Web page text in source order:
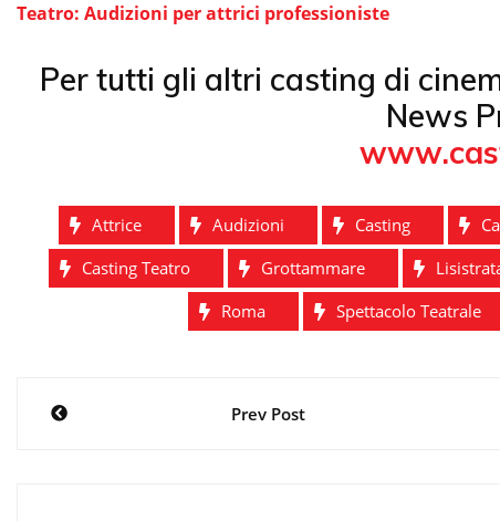
Teatro: Audizioni per attrici professioniste
Per tutti gli altri casting di
News
Attrice Audizioni Casting
Casting Teatro
Grottammare
Roma
Spettacolo Teatrale
NavigazionePrev Post